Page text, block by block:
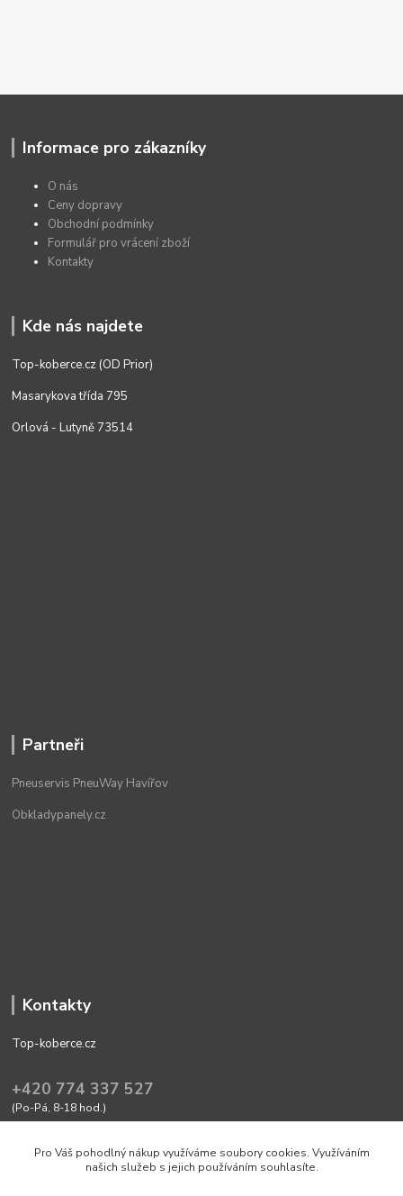
Informace pro zákazníky
O nás
Ceny dopravy
Obchodní podmínky
Formulář pro vrácení zboží
Kontakty
Kde nás najdete
Top-koberce.cz (OD Prior)
Masarykova třída 795
Orlová - Lutyně 73514
Partneři
Pneuservis PneuWay Havířov
Obkladypanely.cz
Kontakty
Top-koberce.cz
+420 774 337 527
(Po-Pá, 8-18 hod.)
Pro Váš pohodlný nákup využíváme soubory cookies. Využíváním
našich služeb s jejich používáním souhlasíte.